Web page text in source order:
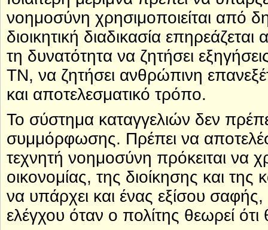
νοημοσύνη χρησιμοποιείται από
διοικητική διαδικασία
τη δυνατότητα να ζητήσει
ΤΝ, να ζητήσει ανθρώπινη
και αποτελεσματικό τρόπο.
Το σύστημα καταγγελιών δεν
συμμόρφωσης. Πρέπει να
τεχνητή νοημοσύνη πρόκειται να
οικονομίας, της διοίκησης και
να υπάρχει και ένας εξίσου
ελέγχου όταν ο πολίτης θεωρεί ότι